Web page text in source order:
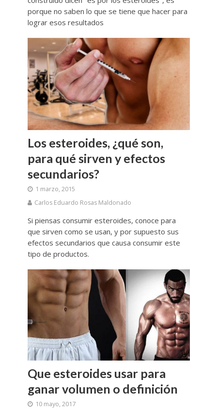
porque no saben lo que se tiene que hacer para
lograr esos resultados
Los esteroides, ¿qué son,
para qué sirven y efectos
secundarios?
1 marzo, 2015
Carlos Eduardo Rosas Maldonado
Si piensas consumir esteroides, conoce para
que sirven como se usan, y por supuesto sus
efectos secundarios que causa consumir este
tipo de productos.
Que esteroides usar para
ganar volumen o definición
10 mayo, 2017